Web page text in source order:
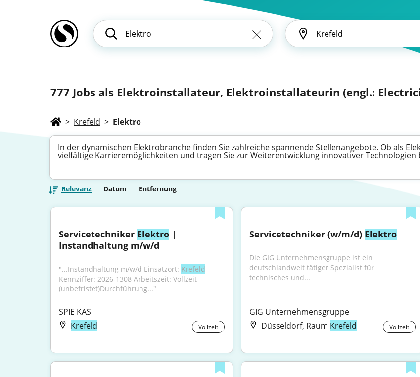
777 Jobs als Elektroinstallateur, Elektroinstallateurin (engl.:
> Krefeld > Elektro
In der dynamischen Elektrobranche finden Sie zahlreiche spannende Stellenangebote. Ob als
vielfältige Karrieremöglichkeiten und tragen Sie zur Weiterentwicklung innovativer Technologien
Relevanz Datum Entfernung
Servicetechniker Elektro |
Instandhaltung m/w/d
"...Instandhaltung m/w/d Einsatzort: Krefeld
Kennziffer: 2026-1308 Arbeitszeit: Vollzeit
(unbefristet)Durchführung..."
SPIE KAS
Krefeld
Vollzeit
Servicetechniker (w/m/d) Elektro
Die GIG Unternehmensgruppe ist ein
deutschlandweit tätiger Spezialist für
technisches und...
GIG Unternehmensgruppe
Düsseldorf, Raum Krefeld Vollzeit